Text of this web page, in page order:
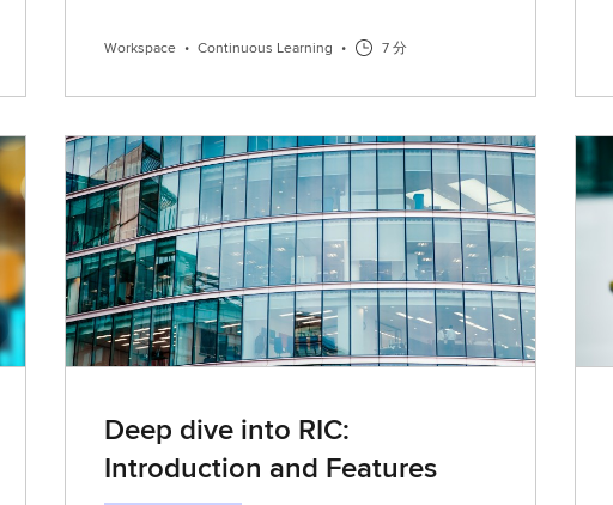
Workspace • Continuous Learning • 7 分
Deep dive into RIC:
Introduction and Features